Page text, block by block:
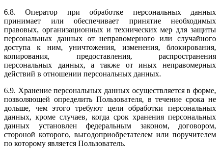
6.8. Оператор при обработке персональных данных
принимает или обеспечивает принятие необходимых
правовых, организационных и технических мер для защиты
персональных данных от неправомерного или случайного
доступа к ним, уничтожения, изменения, блокирования,
копирования, предоставления, распространения
персональных данных, а также от иных неправомерных
действий в отношении персональных данных.
6.9. Хранение персональных данных осуществляется в форме,
позволяющей определить Пользователя, в течение срока не
дольше, чем этого требуют цели обработки персональных
данных, кроме случаев, когда срок хранения персональных
данных установлен федеральным законом, договором,
стороной которого, выгодоприобретателем или поручителем
по которому является Пользователь.